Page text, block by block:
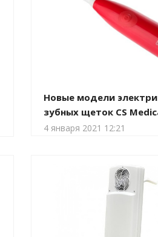
Новые модели
зубных щеток CS
4 января 2021 12:21